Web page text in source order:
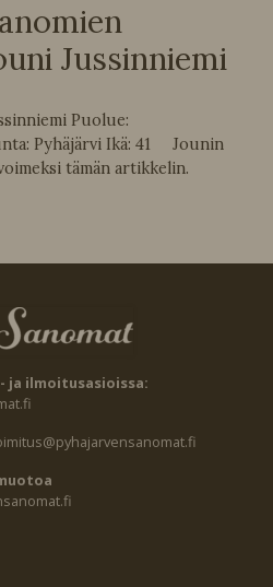
Jussinniemi
Puolue:
Pyhäjärvi Ikä: 41 Jounin
tämän artikkelin.
ja ilmoitusasioissa: